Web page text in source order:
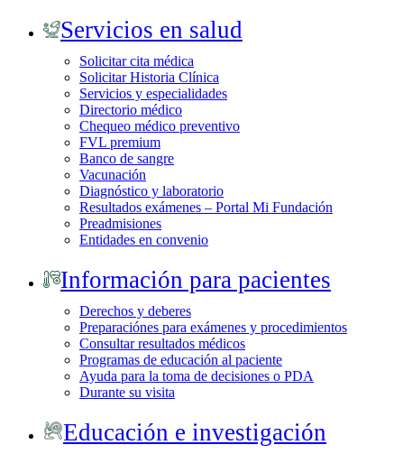
Servicios en salud
Solicitar cita médica
Solicitar Historia Clínica
Servicios y especialidades
Directorio médico
Chequeo médico preventivo
FVL premium
Banco de sangre
Vacunación
Diagnóstico y laboratorio
Resultados exámenes – Portal Mi Fundación
Preadmisiones
Entidades en convenio
Información para pacientes
Derechos y deberes
Preparaciónes para exámenes y procedimientos
Consultar resultados médicos
Programas de educación al paciente
Ayuda para la toma de decisiones o PDA
Durante su visita
Educación e investigación